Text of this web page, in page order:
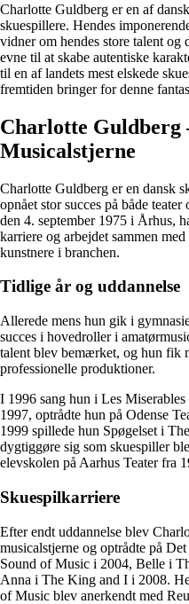
Charlotte Guldberg er en af
skuespillere. Hendes
vidner om hendes store talent
evne til at skabe autentiske
til en af landets mest elskede
fremtiden bringer for denne
Charlotte Guldberg
Musicalstjerne
Charlotte Guldberg er en dansk
opnået stor succes på både
den 4. september 1975 i Århus,
karriere og arbejdet sammen
kunstnere i branchen.
Tidlige år og uddannelse
Allerede mens hun gik i
succes i hovedroller i
talent blev bemærket, og hun fik
professionelle produktioner.
I 1996 sang hun i Les
1997, optrådte hun på Odense
1999 spillede hun Spøgelset i
dygtiggøre sig som skuespiller
elevskolen på Aarhus Teater fra
Skuespilkarriere
Efter endt uddannelse blev
musicalstjerne og optrådte på
Sound of Music i 2004, Belle i
Anna i The King and I i 2008.
of Music blev anerkendt med